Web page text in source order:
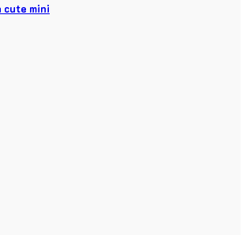
cute mini